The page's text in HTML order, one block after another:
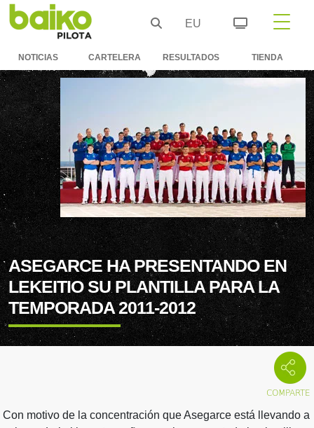
EU
NOTICIAS CARTELERA RESULTADOS TIENDA
ASEGARCE HA PRESENTANDO EN
LEKEITIO SU PLANTILLA PARA LA
TEMPORADA 2011-2012
Con motivo de la concentración que Asegarce está llevando a